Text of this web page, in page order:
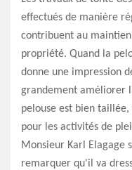
effectués de manière
contribuent au
propriété. Quand la
donne une impression
grandement améliorer
pelouse est bien
pour les activités de
Monsieur Karl Elagage
remarquer qu'il va